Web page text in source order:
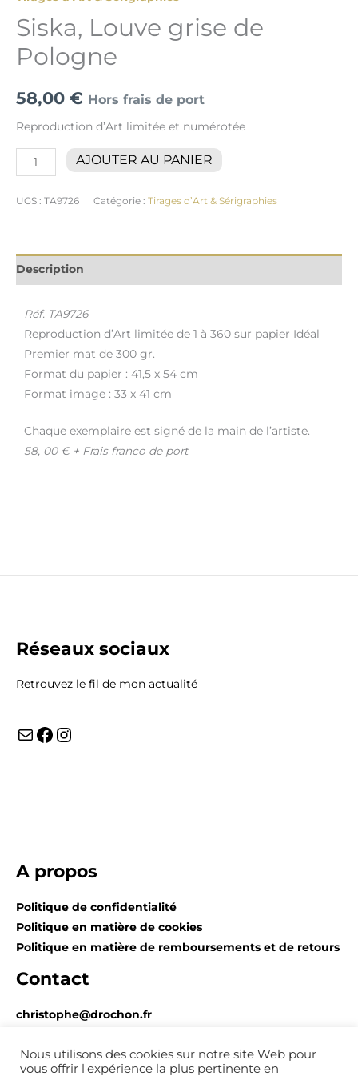
Siska, Louve grise de
Pologne
58,00 € Hors frais de port
Reproduction d’Art limitée et numérotée
AJOUTER AU PANIER
UGS : TA9726 Catégorie : Tirages d’Art & Sérigraphies
Description
Réf. TA9726
Reproduction d’Art limitée de 1 à 360 sur papier Idéal
Premier mat de 300 gr.
Format du papier : 41,5 x 54 cm
Format image : 33 x 41 cm
Chaque exemplaire est signé de la main de l’artiste.
58, 00 € + Frais franco de port
Réseaux sociaux
Retrouvez le fil de mon actualité
A propos
Politique de confidentialité
Politique en matière de cookies
Politique en matière de remboursements et de retours
Contact
christophe@drochon.fr
Nous utilisons des cookies sur notre site Web pour
vous offrir l'expérience la plus pertinente en